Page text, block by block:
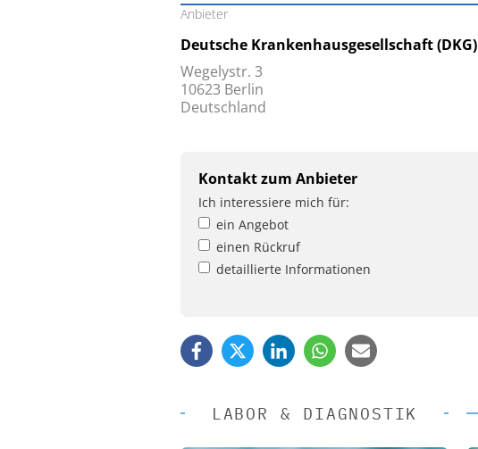
Anbieter
Deutsche Krankenhausgesellschaft (DKG)
Wegelystr. 3
10623 Berlin
Deutschland
Kontakt zum Anbieter
Ich interessiere mich für:
ein Angebot
einen Rückruf
detaillierte Informationen
LABOR & DIAGNOSTIK